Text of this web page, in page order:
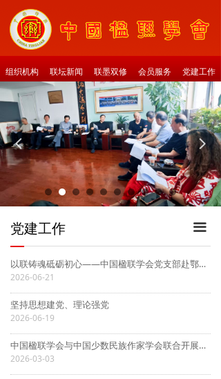
组织机构 联坛新闻 联墨双修 会员服务 党建工作
넳 넲
党建工作
—
끀
以联铸魂砥砺初心——中国楹联学会党支部赴鄂州军分区红色教育基地开展主题党日活动
2026-06-21
坚持思想建党、理论强党
2026-06-19
中国楹联学会与中国少数民族作家学会联合开展主题党日活动
2026-03-03